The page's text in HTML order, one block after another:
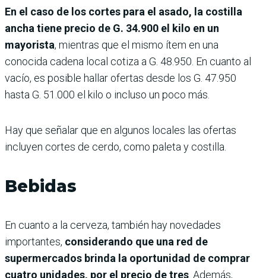
En el caso de los cortes para el asado, la costilla
ancha tiene precio de G. 34.900 el kilo en un
mayorista, mientras que el mismo ítem en una
conocida cadena local cotiza a G. 48.950. En cuanto al
vacío, es posible hallar ofertas desde los G. 47.950
hasta G. 51.000 el kilo o incluso un poco más.
Hay que señalar que en algunos locales las ofertas
incluyen cortes de cerdo, como paleta y costilla.
Bebidas
En cuanto a la cerveza, también hay novedades
importantes, considerando que una red de
supermercados brinda la oportunidad de comprar
cuatro unidades, por el precio de tres . Además,